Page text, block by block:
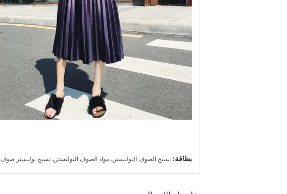
بطاقة: نسيج الصوف البوليستر , مواد الصوف البوليستر , نسيج بوليستر صوف